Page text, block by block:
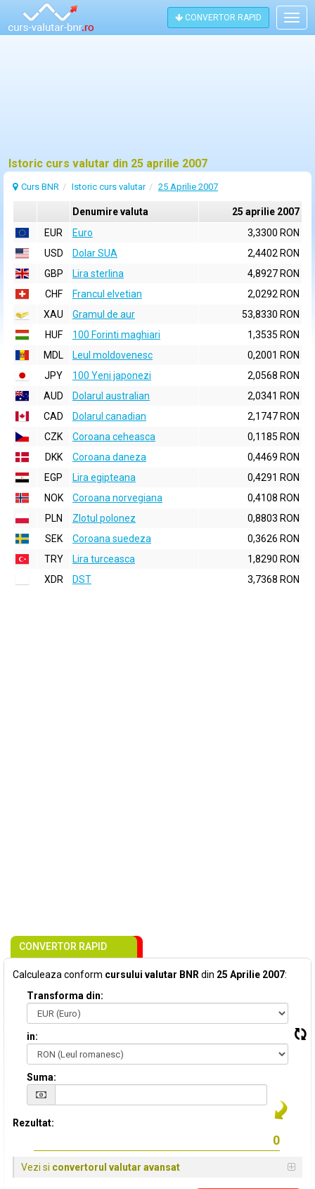
CONVERTOR RAPID
Istoric curs valutar din 25 aprilie 2007
Curs BNR Istoric curs valutar 25 Aprilie 2007
Denumire valuta
25 aprilie 2007
EUR
Euro
3,3300 RON
USD
Dolar SUA
2,4402 RON
GBP
Lira sterlina
4,8927 RON
CHF
Francul elvetian
2,0292 RON
XAU
Gramul de aur
53,8330 RON
HUF
100 Forinti maghiari
1,3535 RON
MDL
Leul moldovenesc
0,2001 RON
JPY
100 Yeni japonezi
2,0568 RON
AUD
Dolarul australian
2,0341 RON
CAD
Dolarul canadian
2,1747 RON
CZK
Coroana ceheasca
0,1185 RON
DKK
Coroana daneza
0,4469 RON
EGP
Lira egipteana
0,4291 RON
NOK
Coroana norvegiana
0,4108 RON
PLN
Zlotul polonez
0,8803 RON
SEK
Coroana suedeza
0,3626 RON
TRY
Lira turceasca
1,8290 RON
XDR
DST 3,7368 RON
CONVERTOR RAPID
Calculeaza conform cursului valutar BNR din 25 Aprilie 2007:
Transforma din:
in:
Suma:
Rezultat:
Vezi si convertorul valutar avansat